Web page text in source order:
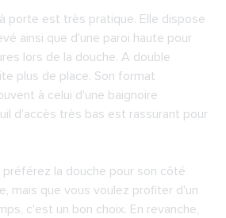
porte est très pratique. Elle dispose
ainsi que d'une paroi haute pour
lors de la douche. A double
plus de place. Son format
à celui d'une baignoire
d'accès très bas est rassurant pour
préférez la douche pour son côté
mais que vous voulez profiter d'un
c'est un bon choix. En revanche,